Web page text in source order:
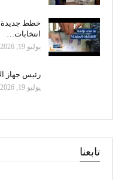
خطط جديدة
انتخابات…
يوليو 19, 2026
رئيس جهاز
يوليو 19, 2026
تابعنا